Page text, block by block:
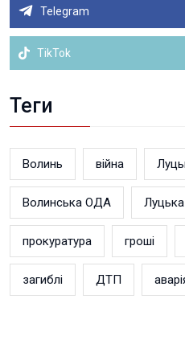
Telegram
TikTok
Теги
Волинь війна
Волинська ОДА
прокуратура гроші
загиблі ДТП